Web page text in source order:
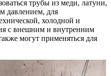
трубы из меди, латуни,
давлением, для
холодной и
с внешним и внутренним
могут применяться для